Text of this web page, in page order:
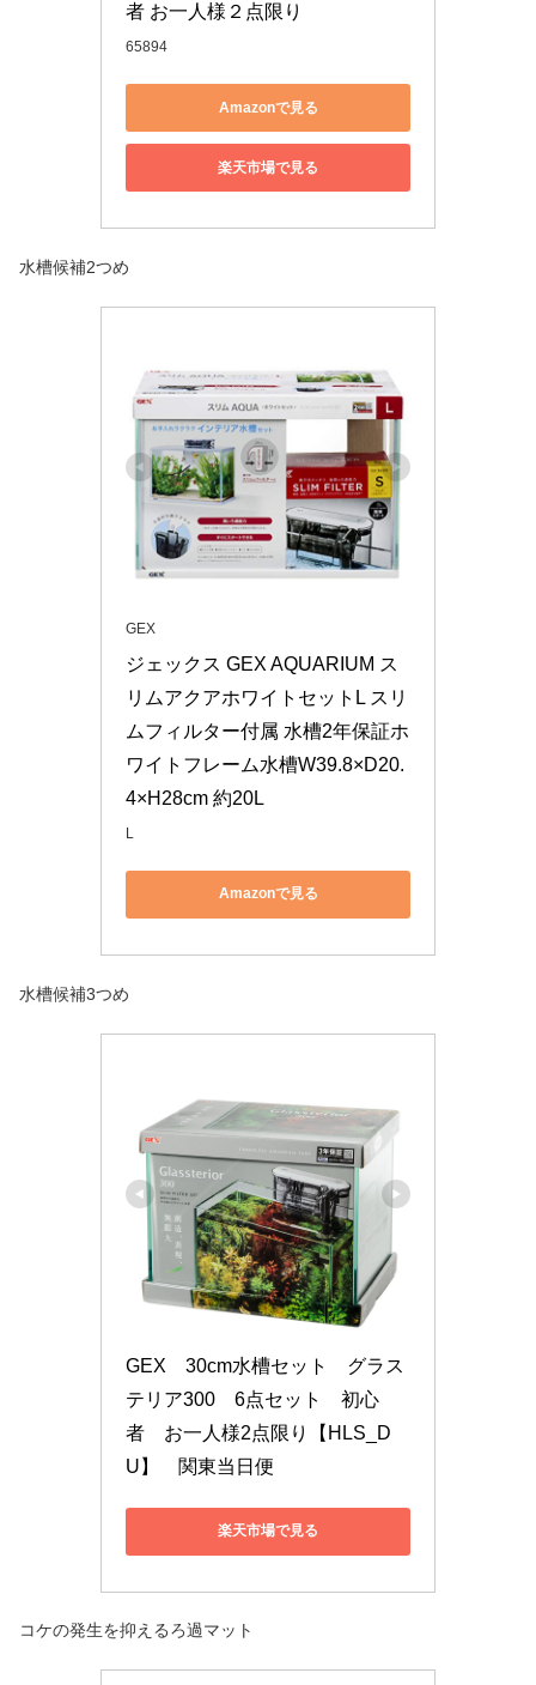
者 お一人様２点限り
65894
Amazonで見る
楽天市場で見る
水槽候補2つめ
GEX
ジェックス GEX AQUARIUM ス
リムアクアホワイトセットL スリ
ムフィルター付属 水槽2年保証ホ
ワイトフレーム水槽W39.8×D20.
4×H28cm 約20L
L
Amazonで見る
水槽候補3つめ
GEX　30cm水槽セット　グラス
テリア300　6点セット　初心
者　お一人様2点限り【HLS_D
U】　関東当日便
楽天市場で見る
コケの発生を抑えるろ過マット